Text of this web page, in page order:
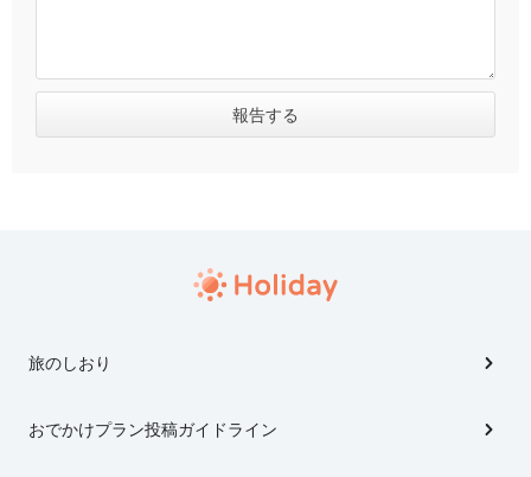
旅のしおり
おでかけプラン投稿ガイドライン